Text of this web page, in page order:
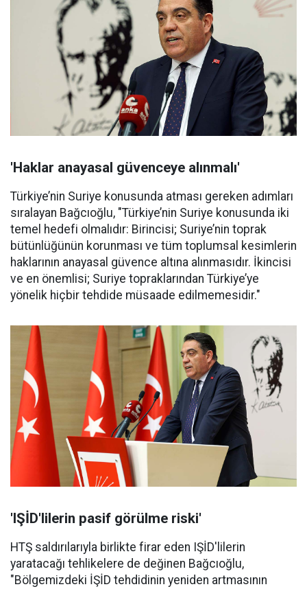
'Haklar anayasal güvenceye alınmalı'
Türkiye’nin Suriye konusunda atması gereken adımları
sıralayan Bağcıoğlu, "Türkiye’nin Suriye konusunda iki
temel hedefi olmalıdır: Birincisi; Suriye’nin toprak
bütünlüğünün korunması ve tüm toplumsal kesimlerin
haklarının anayasal güvence altına alınmasıdır. İkincisi
ve en önemlisi; Suriye topraklarından Türkiye’ye
yönelik hiçbir tehdide müsaade edilmemesidir."
'IŞİD'lilerin pasif görülme riski'
HTŞ saldırılarıyla birlikte firar eden IŞİD'lilerin
yaratacağı tehlikelere de değinen Bağcıoğlu,
"Bölgemizdeki İŞİD tehdidinin yeniden artmasının